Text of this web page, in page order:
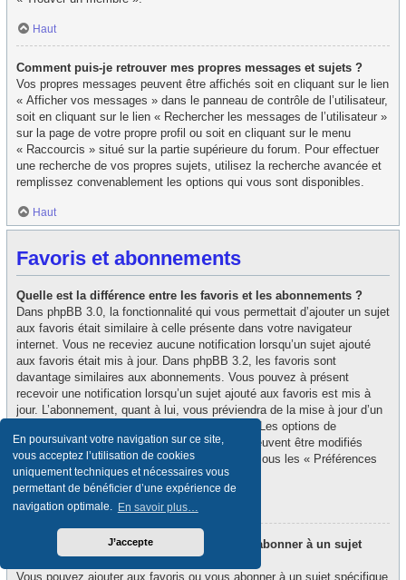
En poursuivant votre navigation sur ce site,
vous acceptez l’utilisation de cookies
uniquement techniques et nécessaires vous
permettant de bénéficier d’une expérience de
navigation optimale. En savoir plus…
J’accepte
Haut
Comment puis-je retrouver mes propres messages et sujets ?
Vos propres messages peuvent être affichés soit en cliquant sur le lien
« Afficher vos messages » dans le panneau de contrôle de l’utilisateur,
soit en cliquant sur le lien « Rechercher les messages de l’utilisateur »
sur la page de votre propre profil ou soit en cliquant sur le menu
« Raccourcis » situé sur la partie supérieure du forum. Pour effectuer
une recherche de vos propres sujets, utilisez la recherche avancée et
remplissez convenablement les options qui vous sont disponibles.
Haut
Favoris et abonnements
Quelle est la différence entre les favoris et les abonnements ?
Dans phpBB 3.0, la fonctionnalité qui vous permettait d’ajouter un sujet
aux favoris était similaire à celle présente dans votre navigateur
internet. Vous ne receviez aucune notification lorsqu’un sujet ajouté
aux favoris était mis à jour. Dans phpBB 3.2, les favoris sont
davantage similaires aux abonnements. Vous pouvez à présent
recevoir une notification lorsqu’un sujet ajouté aux favoris est mis à
jour. L’abonnement, quant à lui, vous préviendra de la mise à jour d’un
forum ou d’un sujet auquel vous êtes abonné. Les options de
notification des favoris et des abonnements peuvent être modifiés
depuis le panneau de contrôle de l’utilisateur, sous les « Préférences
du forum ».
Haut
Comment puis-je ajouter aux favoris ou m’abonner à un sujet
spécifique ?
Vous pouvez ajouter aux favoris ou vous abonner à un sujet spécifique